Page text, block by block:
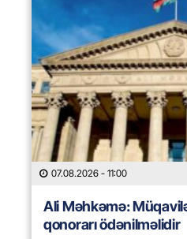
07.08.2026 - 11:00
Ali Məhkəmə:
qonorarı ödənilməlidir